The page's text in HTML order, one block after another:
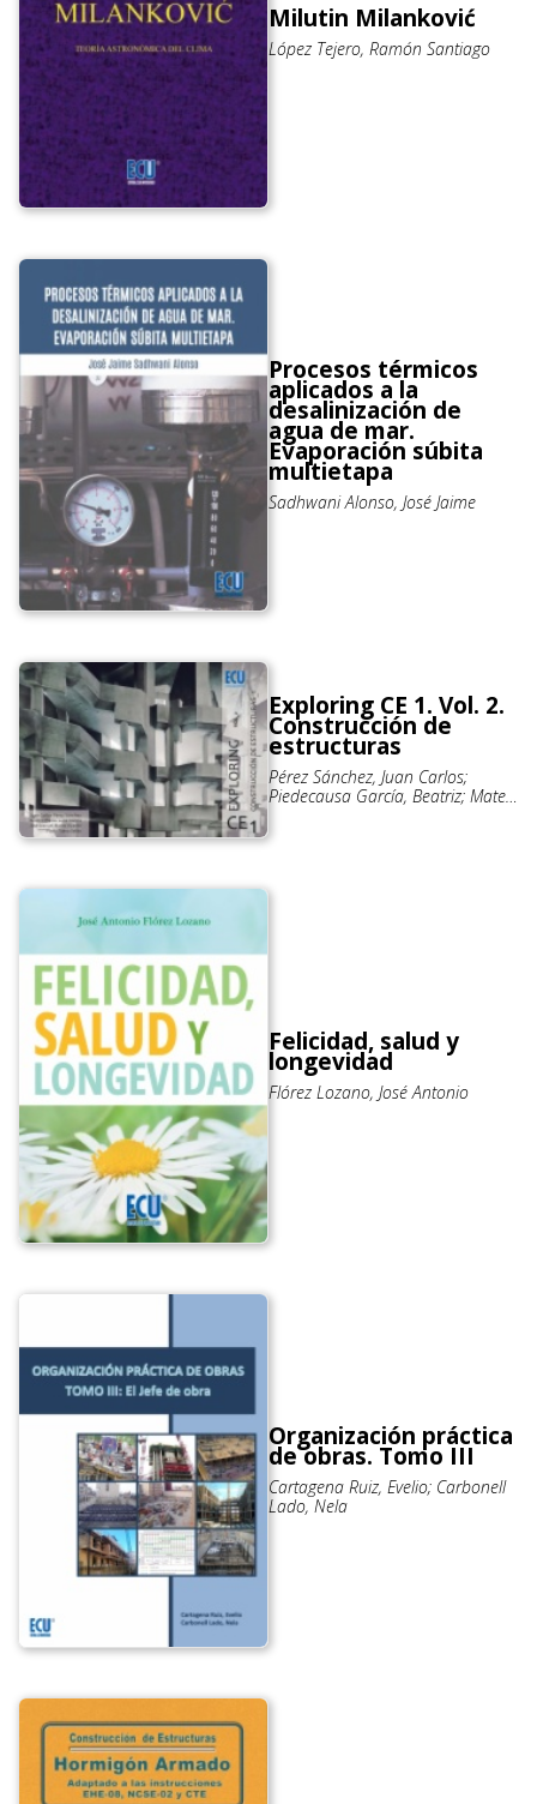
Milutin Milanković
López Tejero, Ramón Santiago
Procesos térmicos
aplicados a la
desalinización de
agua de mar.
Evaporación súbita
multietapa
Sadhwani Alonso, José Jaime
Exploring CE 1. Vol. 2.
Construcción de
estructuras
Pérez Sánchez, Juan Carlos;
Piedecausa García, Beatriz; Mateo
Pablo
Felicidad, salud y
longevidad
Flórez Lozano, José Antonio
Organización práctica
de obras. Tomo III
Cartagena Ruiz, Evelio; Carbonell
Lado, Nela